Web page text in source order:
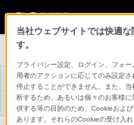
ラージセンサーカメラ
トップ 商品一覧
テクニカルナレッジ
アプリケーショ
フトウェア
当社ウェブサイトでは快適
す。
プライバシー設定、ログイン、フォ
用者のアクションに応じてのみ設定
停止することができません。また、
析するため、あるいは個々のお客様
供する等の目的のため、Cookieおよ
あります。それらのCookieの受け入